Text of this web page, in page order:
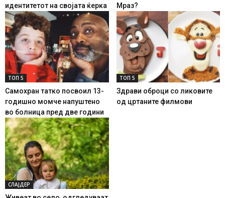
идентитетот на својата ќерка
Мраз?
ТОП 5
Самохран татко посвоил 13-
годишно момче напуштено
во болница пред две години
ТОП 5
Здрави оброци со ликовите
од цртаните филмови
СЛАЈДЕР